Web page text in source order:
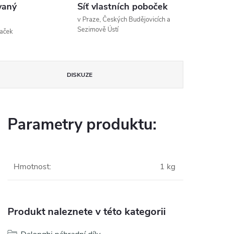
Síť vlastních poboček
v Praze, Českých Budějovicích a
Sezimově Ústí
DISKUZE
Parametry produktu:
Hmotnost: 1 kg
Produkt naleznete v této kategorii